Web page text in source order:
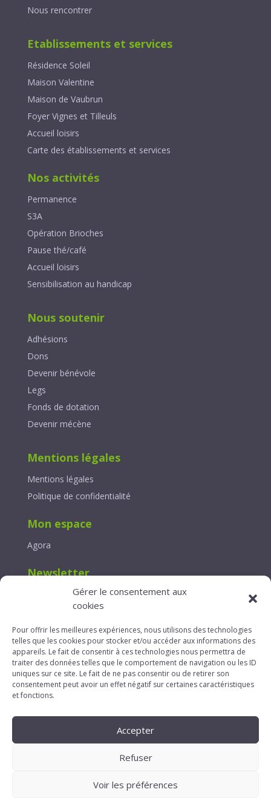
Gérer le consentement aux
cookies
Pour offrir les meilleures expériences, nous utilisons des technologies
telles que les cookies pour stocker et/ou accéder aux informations des
appareils. Le fait de consentir à ces technologies nous permettra de
traiter des données telles que le comportement de navigation ou les ID
uniques sur ce site. Le fait de ne pas consentir ou de retirer son
consentement peut avoir un effet négatif sur certaines caractéristiques
et fonctions.
Accepter
Refuser
Voir les préférences
Nous rencontrer
Etablissements et services
Résidence Soleil
Maison Valentine
Maison de Vaubrun
Foyer Vignes et Tilleuls
Accueil loisirs
Carte des établissements et services
Nos activités
Permanence
S3A
Opération Brioches
Pause thé/café
Accueil loisirs
Sensibilisation au handicap
Nous soutenir
Adhésions
Dons
Devenir bénévole
Legs
Fonds de dotation
Devenir mécène
Mentions légales
Mentions légales
Politique de confidentialité
Mon espace
Agora
Newsletter
Lettre d’information
Contact
Formulaire de contact

124, avenue des Champs Lasniers – 91940 LES
